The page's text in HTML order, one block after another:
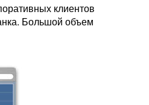
клиентов
Большой объем